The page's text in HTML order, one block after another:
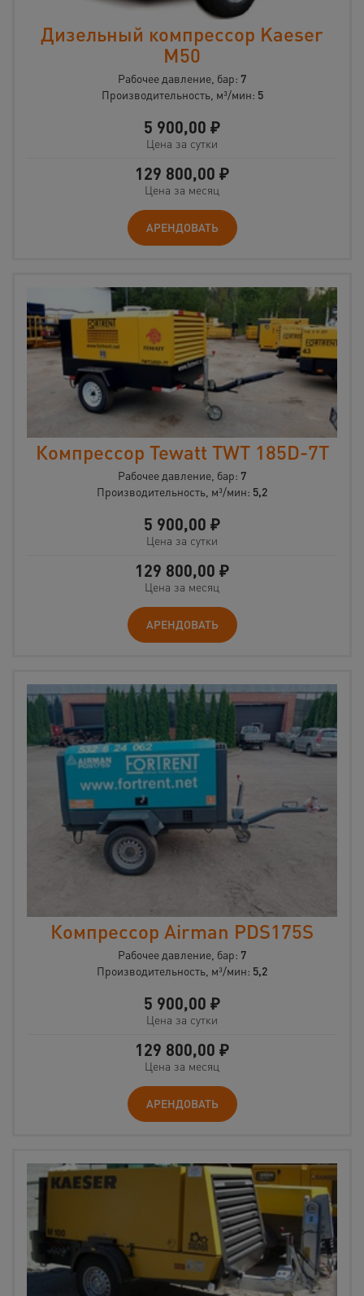
Дизельный компрессор Kaeser
M50
Рабочее давление, бар: 7
Производительность, м³/мин: 5
5 900,00 ₽
Цена за сутки
129 800,00 ₽
Цена за месяц
АРЕНДОВАТЬ
Компрессор Tewatt TWT 185D-7T
Рабочее давление, бар: 7
Производительность, м³/мин: 5,2
5 900,00 ₽
Цена за сутки
129 800,00 ₽
Цена за месяц
АРЕНДОВАТЬ
Компрессор Airman PDS175S
Рабочее давление, бар: 7
Производительность, м³/мин: 5,2
5 900,00 ₽
Цена за сутки
129 800,00 ₽
Цена за месяц
АРЕНДОВАТЬ